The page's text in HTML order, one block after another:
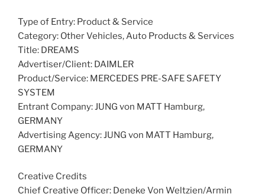
Type of Entry: Product & Service
Category: Other Vehicles, Auto Products & Services
Title: DREAMS
Advertiser/Client: DAIMLER
Product/Service: MERCEDES PRE-SAFE SAFETY
SYSTEM
Entrant Company: JUNG von MATT Hamburg,
GERMANY
Advertising Agency: JUNG von MATT Hamburg,
GERMANY
Creative Credits
Chief Creative Officer: Deneke Von Weltzien/Armin